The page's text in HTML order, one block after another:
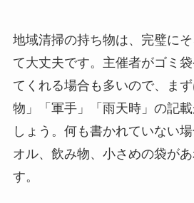
地域清掃の持ち物は、完璧に
て大丈夫です。主催者がゴミ
てくれる場合も多いので、ま
物」「軍手」「雨天時」の記
しょう。何も書かれていない
オル、飲み物、小さめの袋が
す。